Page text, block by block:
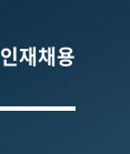
인재채용